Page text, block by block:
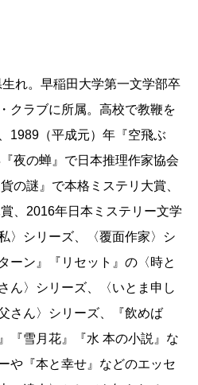
や、偶然および必然の出会
、響き合っている。
しい場面」があり、それは
るところより、袋詰めのま
ろより、ずっとずっと嫌で
けでもう、どんな場面か知
うけれど、続きは本文で読
の例を続けます）。獅子文
読んで、「蒸しタオル」の
残ったのはなぜか。あるい
でてきた小唄、「からかさ
に対して抱いた違和感のこ
れらの作品を知らないのに
誰もが子供のころに（時代
れ。早稲田大学第一文学部卒
クラブに所属。高校で教鞭を
1989（平成元）年『空飛ぶ
夜の蝉』で日本推理作家協会
の謎』で本格ミステリ大賞、
、2016年日本ミステリー文学
〉シリーズ、〈覆面作家〉シ
ーン』『リセット』の〈時と
ん〉シリーズ、〈いとま申し
さん〉シリーズ、『飲めば
『雪月花』『水 本の小説』な
や『本と幸せ』などのエッセ